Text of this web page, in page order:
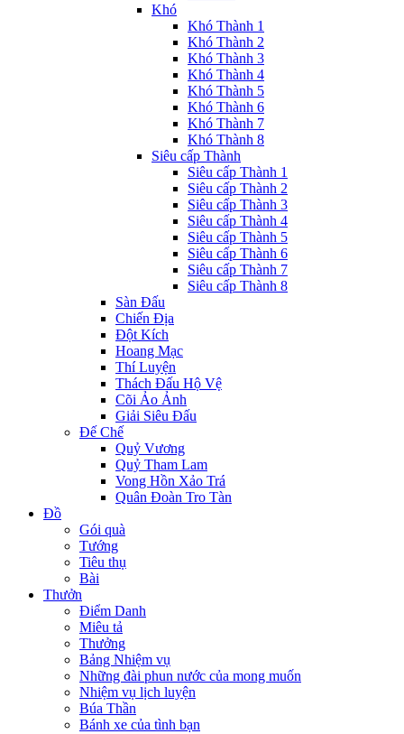
Khó
Khó Thành 1
Khó Thành 2
Khó Thành 3
Khó Thành 4
Khó Thành 5
Khó Thành 6
Khó Thành 7
Khó Thành 8
Siêu cấp Thành
Siêu cấp Thành 1
Siêu cấp Thành 2
Siêu cấp Thành 3
Siêu cấp Thành 4
Siêu cấp Thành 5
Siêu cấp Thành 6
Siêu cấp Thành 7
Siêu cấp Thành 8
Sàn Đấu
Chiến Địa
Đột Kích
Hoang Mạc
Thí Luyện
Thách Đấu Hộ Vệ
Cõi Ảo Ảnh
Giải Siêu Đấu
Đế Chế
Quỷ Vương
Quỷ Tham Lam
Vong Hồn Xảo Trá
Quân Đoàn Tro Tàn
Đồ
Gói quà
Tướng
Tiêu thụ
Bài
Thưởn
Điểm Danh
Miêu tả
Thưởng
Bảng Nhiệm vụ
Những đài phun nước của mong muốn
Nhiệm vụ lịch luyện
Búa Thần
Bánh xe của tình bạn